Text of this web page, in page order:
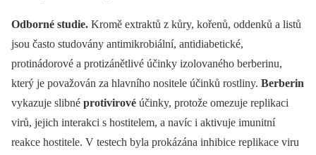
Odborné studie. Kromě extraktů z kůry, kořenů, oddenků a listů
jsou často studovány antimikrobiální, antidiabetické,
protinádorové a protizánětlivé účinky izolovaného berberinu,
který je považován za hlavního nositele účinků rostliny. Berberin
vykazuje slibné protivirové účinky, protože omezuje replikaci
virů, jejich interakci s hostitelem, a navíc i aktivuje imunitní
reakce hostitele. V testech byla prokázána inhibice replikace viru